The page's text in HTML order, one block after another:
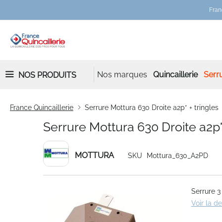
NOS PRODUITS Nos marques Quincaillerie
France Quincaillerie Serrure Mottura 630 Droite a2p* + tringles
Serrure Mottura 630 Droite
MOTTURA SKU Mottura_630_A2PD
Serrure
Voir la